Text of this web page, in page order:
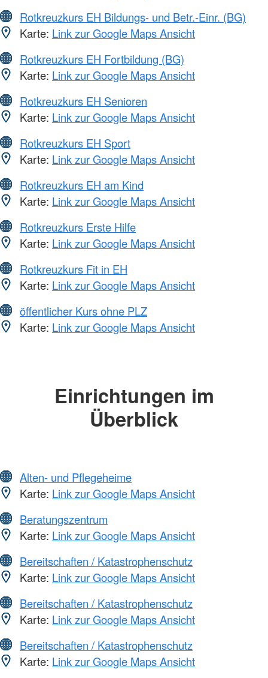
Rotkreuzkurs EH Bildungs- und Betr.-Einr. (BG)
Karte: Link zur Google Maps Ansicht
Rotkreuzkurs EH Fortbildung (BG)
Karte: Link zur Google Maps Ansicht
Rotkreuzkurs EH Senioren
Karte: Link zur Google Maps Ansicht
Rotkreuzkurs EH Sport
Karte: Link zur Google Maps Ansicht
Rotkreuzkurs EH am Kind
Karte: Link zur Google Maps Ansicht
Rotkreuzkurs Erste Hilfe
Karte: Link zur Google Maps Ansicht
Rotkreuzkurs Fit in EH
Karte: Link zur Google Maps Ansicht
öffentlicher Kurs ohne PLZ
Karte: Link zur Google Maps Ansicht
Einrichtungen im
Überblick
Alten- und Pflegeheime
Karte: Link zur Google Maps Ansicht
Beratungszentrum
Karte: Link zur Google Maps Ansicht
Bereitschaften / Katastrophenschutz
Karte: Link zur Google Maps Ansicht
Bereitschaften / Katastrophenschutz
Karte: Link zur Google Maps Ansicht
Bereitschaften / Katastrophenschutz
Karte: Link zur Google Maps Ansicht